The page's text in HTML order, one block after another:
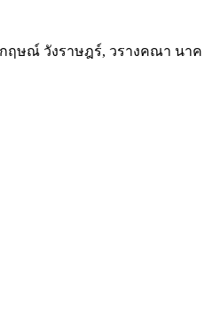
ฤษณ์ วังราษฎร์, วรางคณา นาค